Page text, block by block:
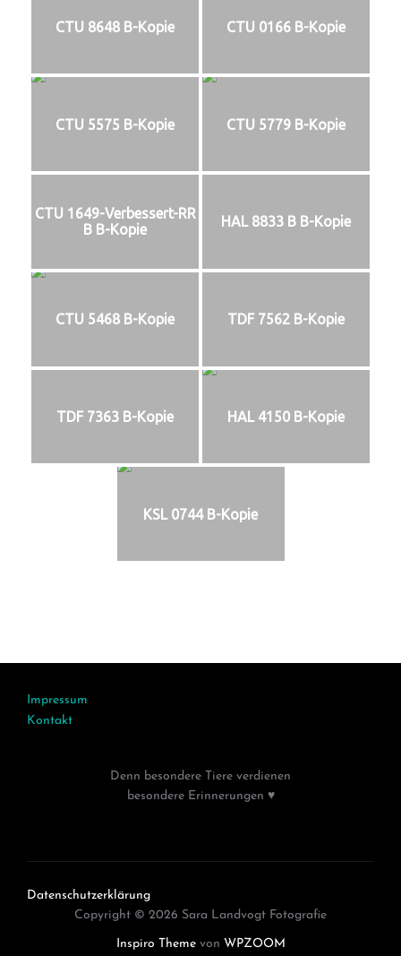
CTU 8648 B-Kopie CTU 0166 B-Kopie
CTU 5575 B-Kopie CTU 5779 B-Kopie
CTU 1649-Verbessert-RR
B B-Kopie
HAL 8833 B B-Kopie
CTU 5468 B-Kopie TDF 7562 B-Kopie
TDF 7363 B-Kopie HAL 4150 B-Kopie
KSL 0744 B-Kopie
Impressum
Kontakt
Denn besondere Tiere verdienen
besondere Erinnerungen ♥
Datenschutzerklärung
Copyright © 2026 Sara Landvogt Fotografie
Inspiro Themevon WPZOOM